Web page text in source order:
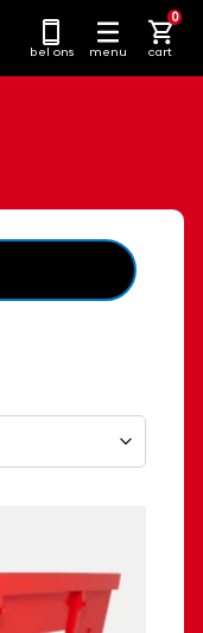
bel ons menu cart
0